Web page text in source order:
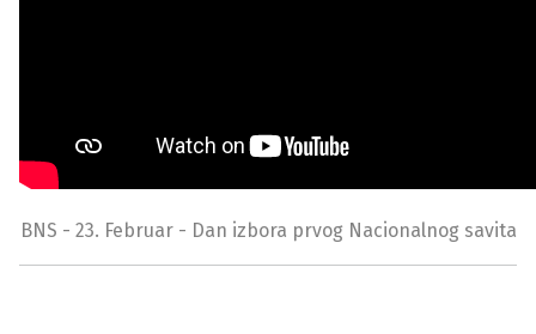
BNS - 23. Februar - Dan izbora prvog Nacionalnog savita